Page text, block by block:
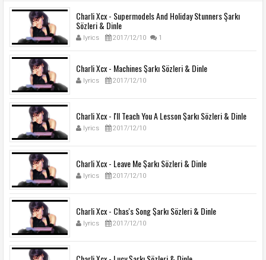
Charli Xcx - Supermodels And Holiday Stunners Şarkı
Sözleri & Dinle
lyrics 2017/12/10 1
Charli Xcx - Machines Şarkı Sözleri & Dinle
lyrics 2017/12/10
Charli Xcx - I'll Teach You A Lesson Şarkı Sözleri & Dinle
lyrics 2017/12/10
Charli Xcx - Leave Me Şarkı Sözleri & Dinle
lyrics 2017/12/10
Charli Xcx - Chas's Song Şarkı Sözleri & Dinle
lyrics 2017/12/10